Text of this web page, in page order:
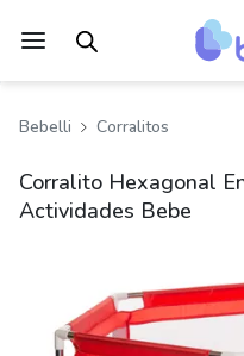
Bebelli Corralitos
Corralito Hexagonal
Actividades Bebe